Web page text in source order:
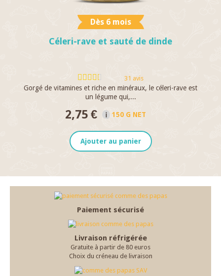
Dès 6 mois
Céleri-rave et sauté de dinde
31 avis
Gorgé de vitamines et riche en minéraux, le céleri-rave est
un légume qui,...
2,75 € 150 G NET
Ajouter au panier
Paiement sécurisé
Livraison réfrigérée
Gratuite à partir de 80 euros
Choix du créneau de livraison